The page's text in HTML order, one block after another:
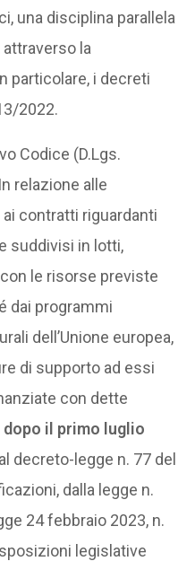
una disciplina parallela
attraverso la
particolare, i decreti
2022.
Codice (D.Lgs.
relazione alle
contratti riguardanti
suddivisi in lotti,
le risorse previste
dai programmi
dell’Unione europea,
di supporto ad essi
con dette
dopo il primo luglio
decreto-legge n. 77 del
dalla legge n.
24 febbraio 2023, n.
legislative